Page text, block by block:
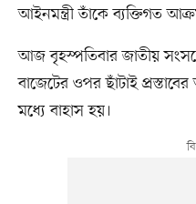
আইনমন্ত্রী তাঁকে ব্যক্তিগত
আজ বৃহস্পতিবার জাতীয়
বাজেটের ওপর ছাঁটাই
মধ্যে বাহাস হয়।